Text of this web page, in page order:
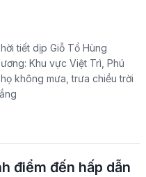
tiết dịp Giỗ Tổ Hùng
Khu vực Việt Trì, Phú
không mưa, trưa chiều trời
điểm đến hấp dẫn